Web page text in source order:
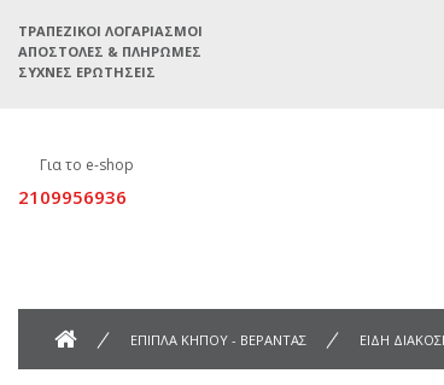
ΤΡΑΠΕΖΙΚΟΊ ΛΟΓΑΡΙΑΣΜΟΊ
ΑΠΟΣΤΟΛΈΣ & ΠΛΗΡΩΜΈΣ
ΣΥΧΝΈΣ ΕΡΩΤΉΣΕΙΣ
Για το e-shop
2109956936
ΕΠΙΠΛΑ ΚΗΠΟΥ - ΒΕΡΑΝΤΑΣ ΕΙΔΗ